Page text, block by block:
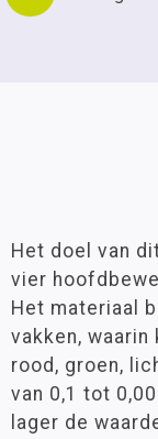
Het doel van
vier
Het materiaal
vakken,
rood, groen,
van 0,1 tot
lager de